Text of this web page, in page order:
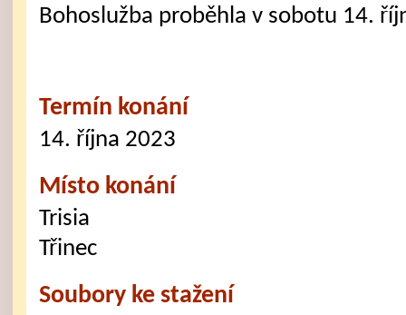
Bohoslužba proběhla v sobotu 14.
Termín konání
14. října 2023
Místo konání
Trisia
Třinec
Soubory ke stažení